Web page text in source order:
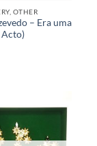
OTHER
– Era uma
Acto)